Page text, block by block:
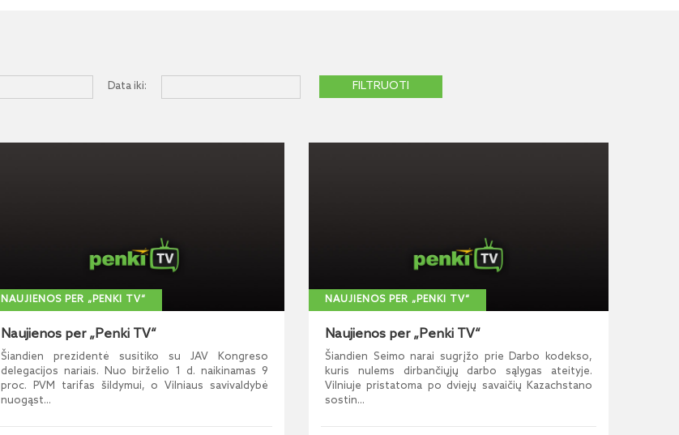
Data iki:
NAUJIENOS PER „PENKI TV“
Naujienos per „Penki TV“
Šiandien prezidentė susitiko su JAV Kongreso
delegacijos nariais. Nuo birželio 1 d. naikinamas 9
proc. PVM tarifas šildymui, o Vilniaus savivaldybė
nuogąst...
NAUJIENOS PER „PENKI TV“
Naujienos per „Penki TV“
Šiandien Seimo narai sugrįžo prie Darbo kodekso,
kuris nulems dirbančiųjų darbo sąlygas ateityje.
Vilniuje pristatoma po dviejų savaičių Kazachstano
sostin...